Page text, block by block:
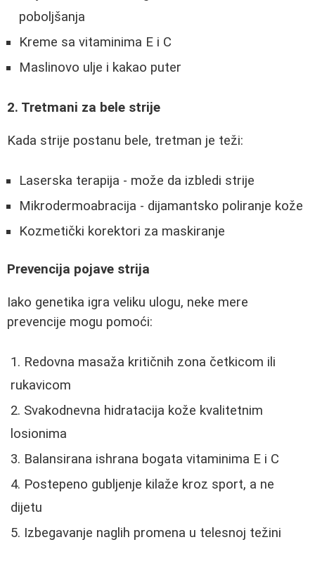
poboljšanja
Kreme sa vitaminima E i C
Maslinovo ulje i kakao puter
2. Tretmani za bele strije
Kada strije postanu bele, tretman je teži:
Laserska terapija - može da izbledi strije
Mikrodermoabracija - dijamantsko poliranje kože
Kozmetički korektori za maskiranje
Prevencija pojave strija
Iako genetika igra veliku ulogu, neke mere
prevencije mogu pomoći:
Redovna masaža kritičnih zona četkicom ili
rukavicom
Svakodnevna hidratacija kože kvalitetnim
losionima
Balansirana ishrana bogata vitaminima E i C
Postepeno gubljenje kilaže kroz sport, a ne
dijetu
Izbegavanje naglih promena u telesnoj težini